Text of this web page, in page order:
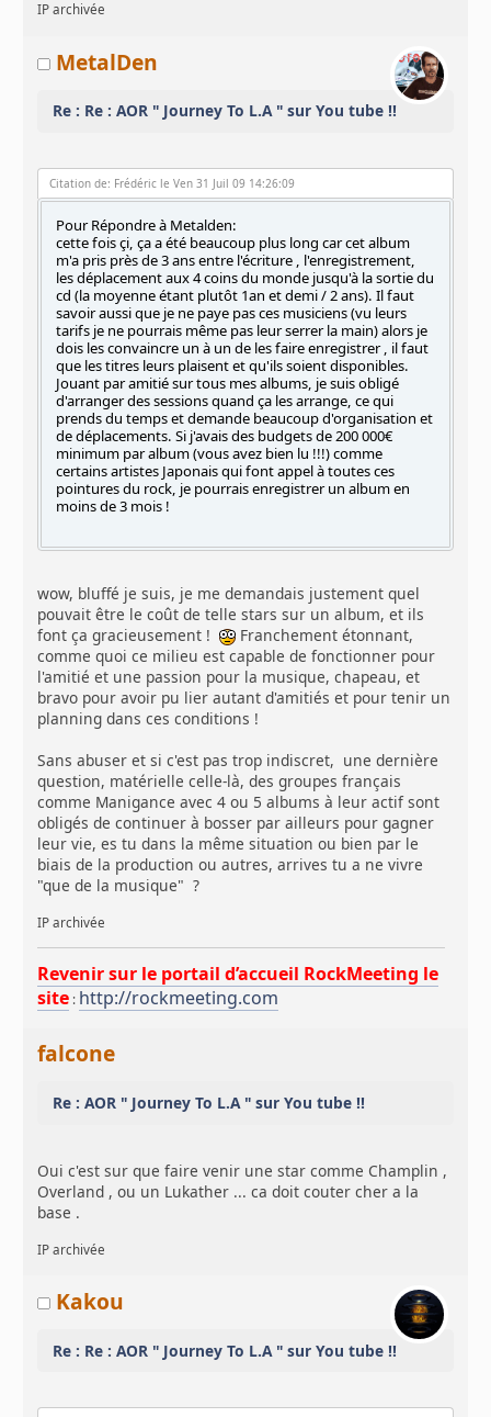
IP archivée
MetalDen
Re : Re : AOR " Journey To L.A " sur You tube !!
Citation de: Frédéric le Ven 31 Juil 09 14:26:09
Pour Répondre à Metalden:
cette fois çi, ça a été beaucoup plus long car cet album
m'a pris près de 3 ans entre l'écriture , l'enregistrement,
les déplacement aux 4 coins du monde jusqu'à la sortie du
cd (la moyenne étant plutôt 1an et demi / 2 ans). Il faut
savoir aussi que je ne paye pas ces musiciens (vu leurs
tarifs je ne pourrais même pas leur serrer la main) alors je
dois les convaincre un à un de les faire enregistrer , il faut
que les titres leurs plaisent et qu'ils soient disponibles.
Jouant par amitié sur tous mes albums, je suis obligé
d'arranger des sessions quand ça les arrange, ce qui
prends du temps et demande beaucoup d'organisation et
de déplacements. Si j'avais des budgets de 200 000€
minimum par album (vous avez bien lu !!!) comme
certains artistes Japonais qui font appel à toutes ces
pointures du rock, je pourrais enregistrer un album en
moins de 3 mois !
wow, bluffé je suis, je me demandais justement quel
pouvait être le coût de telle stars sur un album, et ils
font ça gracieusement !
Franchement étonnant,
comme quoi ce milieu est capable de fonctionner pour
l'amitié et une passion pour la musique, chapeau, et
bravo pour avoir pu lier autant d'amitiés et pour tenir un
planning dans ces conditions !
Sans abuser et si c'est pas trop indiscret, une dernière
question, matérielle celle-là, des groupes français
comme Manigance avec 4 ou 5 albums à leur actif sont
obligés de continuer à bosser par ailleurs pour gagner
leur vie, es tu dans la même situation ou bien par le
biais de la production ou autres, arrives tu a ne vivre
"que de la musique" ?
IP archivée
Revenir sur le portail d’accueil RockMeeting le
site : http://rockmeeting.com
falcone
Re : AOR " Journey To L.A " sur You tube !!
Oui c'est sur que faire venir une star comme Champlin ,
Overland , ou un Lukather ... ca doit couter cher a la
base .
IP archivée
Kakou
Re : Re : AOR " Journey To L.A " sur You tube !!